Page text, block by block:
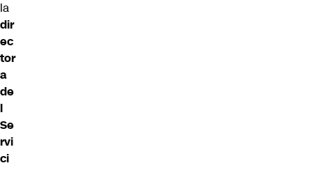
la
dir
ec
tor
a
de
l
Se
rvi
ci